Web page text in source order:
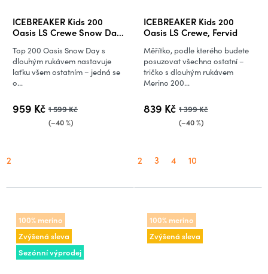
ICEBREAKER Kids 200
Oasis LS Crewe Snow Day,
959 Kč 1 599 Kč
(–40 %)
Top 200 Oasis Snow Day s
dlouhým rukávem nastavuje
laťku všem ostatním – jedná se
o...
2
ICEBREAKER Kids 200
Oasis LS Crewe, Fervid
839 Kč 1 399 Kč
(–40 %)
Měřítko, podle kterého budete
posuzovat všechna ostatní –
tričko s dlouhým rukávem
Merino 200...
2 3 4 10
100% merino
Zvýšená sleva
Sezónní výprodej
100% merino
Zvýšená sleva